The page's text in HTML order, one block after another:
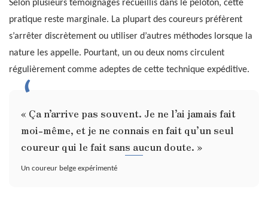
Selon plusieurs témoignages recueillis dans le peloton, cette
pratique reste marginale. La plupart des coureurs préfèrent
s’arrêter discrètement ou utiliser d’autres méthodes lorsque la
nature les appelle. Pourtant, un ou deux noms circulent
régulièrement comme adeptes de cette technique expéditive.
« Ça n’arrive pas souvent. Je ne l’ai jamais fait
moi-même, et je ne connais en fait qu’un seul
coureur qui le fait sans aucun doute. »
Un coureur belge expérimenté